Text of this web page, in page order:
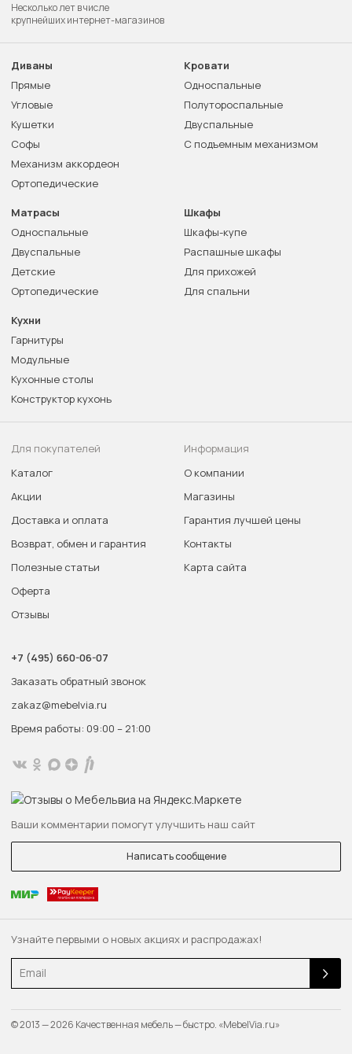
Узнайте первыми о новых акциях и распродажах!
Email
Несколько лет в числе
крупнейших интернет-магазинов
Диваны
Прямые
Угловые
Кушетки
Софы
Механизм аккордеон
Ортопедические
Кровати
Односпальные
Полутороспальные
Двуспальные
С подъемным механизмом
Матрасы
Односпальные
Двуспальные
Детские
Ортопедические
Шкафы
Шкафы-купе
Распашные шкафы
Для прихожей
Для спальни
Кухни
Гарнитуры
Модульные
Кухонные столы
Конструктор кухонь
Для покупателей
Каталог
Акции
Доставка и оплата
Возврат, обмен и гарантия
Полезные статьи
Оферта
Отзывы
Информация
О компании
Магазины
Гарантия лучшей цены
Контакты
Карта сайта
+7 (495) 660-06-07
Заказать обратный звонок
zakaz@mebelvia.ru
Время работы: 09:00 – 21:00
Ваши комментарии помогут улучшить наш сайт
Написать сообщение
© 2013 — 2026 Качественная мебель — быстро. «MebelVia.ru»